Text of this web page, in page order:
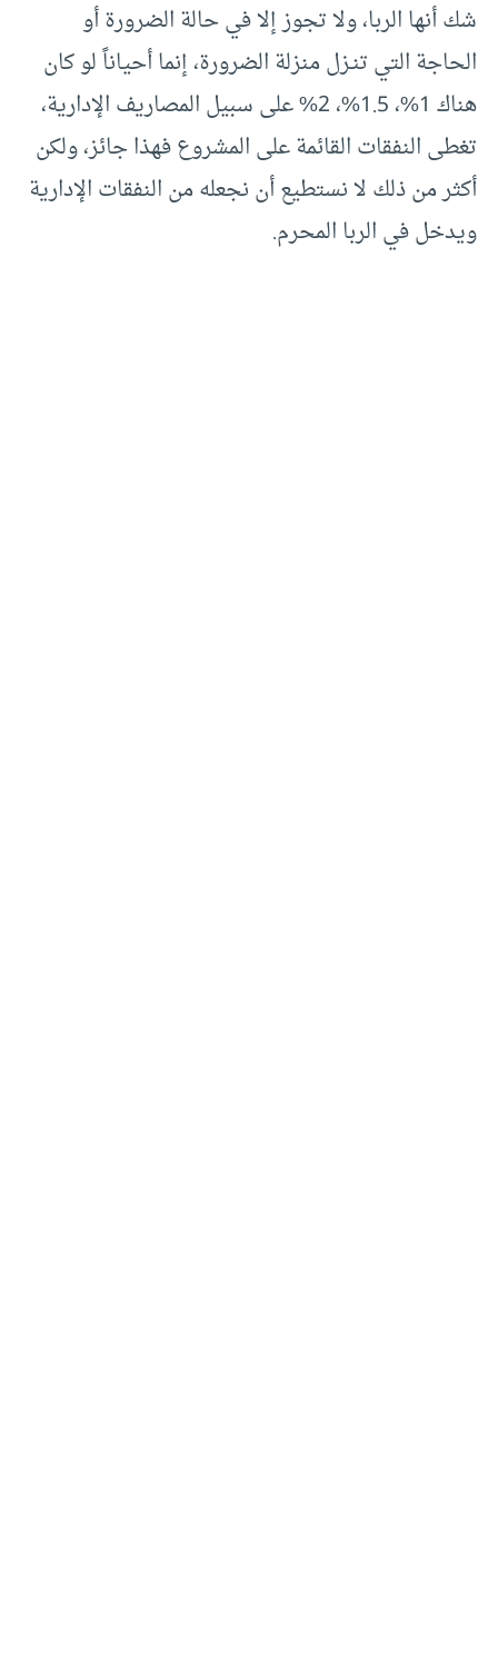
شك أنها الربا، ولا تجوز إلا في حالة الضرورة أو
الحاجة التي تنـزل منزلة الضرورة، إنما أحياناً لو كان
هناك 1%، 1.5%، 2% على سبيل المصاريف الإدارية،
تغطى النفقات القائمة على المشروع فهذا جائز، ولكن
أكثر من ذلك لا نستطيع أن نجعله من النفقات الإدارية
ويدخل في الربا المحرم.